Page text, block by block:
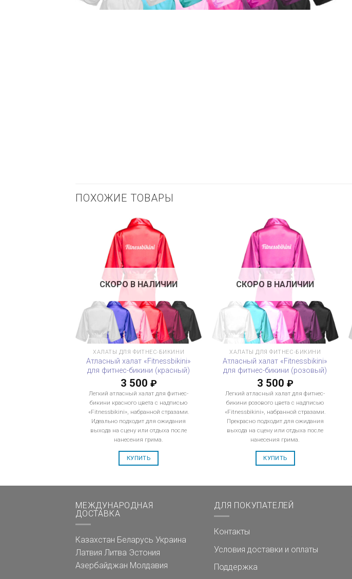
ПОХОЖИЕ ТОВАРЫ
СКОРО В НАЛИЧИИ
ХАЛАТЫ ДЛЯ ФИТНЕС-БИКИНИ
Атласный халат «Fitnessbikini»
для фитнес-бикини (красный)
3 500 ₽
Легкий атласный халат для фитнес-
бикини красного цвета с надписью
«Fitnessbikini», набранной стразами.
Идеально подходит для ожидания
выхода на сцену или отдыха после
нанесения грима.
КУПИТЬ
СКОРО В НАЛИЧИИ
ХАЛАТЫ ДЛЯ ФИТНЕС-БИКИНИ
Атласный халат «Fitnessbikini»
для фитнес-бикини (розовый)
3 500 ₽
Легкий атласный халат для фитнес-
бикини розового цвета с надписью
«Fitnessbikini», набранной стразами.
Прекрасно подходит для ожидания
выхода на сцену или отдыха после
нанесения грима.
КУПИТЬ
МЕЖДУНАРОДНАЯ
ДОСТАВКА
Казахстан Беларусь Украина
Латвия Литва Эстония
Азербайджан Молдавия
ДЛЯ ПОКУПАТЕЛЕЙ
Контакты
Условия доставки и оплаты
Поддержка